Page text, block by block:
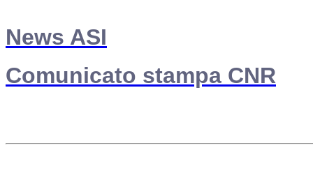
News ASI
Comunicato stampa CNR